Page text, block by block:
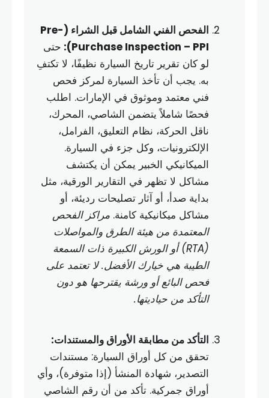
الفحص الفني الشامل قبل الشراء (Pre-
Purchase Inspection – PPI):
حتى
لو كان تقرير تاريخ السيارة نظيفًا، لا تكتفِ
به. يجب أن تأخذ السيارة لمركز فحص
فني معتمد وموثوق في الإمارات. اطلب
فحصًا شاملاً يتضمن الشاصي، المحرك،
ناقل الحركة، نظام التعليق، الفرامل،
الإلكترونيات، وكل جزء في السيارة.
الميكانيكي الخبير يمكن أن يكتشف
مشاكل لا تظهر في التقارير الورقية، مثل
بداية صدأ، أو آثار تصليحات رديئة، أو
مشاكل ميكانيكية كامنة. مراكز الفحص
المعتمدة من هيئة الطرق والمواصلات
(RTA) أو الورش الكبيرة ذات السمعة
الطيبة هي خيارك الأفضل. لا تعتمد على
فحص البائع أو ورشة يقترحها هو دون
التأكد من حياديتها.
التأكد من مطابقة الأوراق والمستندات:
تحقق من كل أوراق السيارة: مستندات
التصدير، شهادة المنشأ (إذا متوفرة)، وأي
أوراق جمركية. تأكد من أن رقم الشاصي